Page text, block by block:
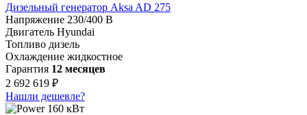
Дизельный генератор Aksa AD 275
Напряжение 230/400 В
Двигатель Hyundai
Топливо дизель
Охлаждение жидкостное
Гарантия 12 месяцев
2 692 619 ₽
Нашли дешевле?
160 кВт